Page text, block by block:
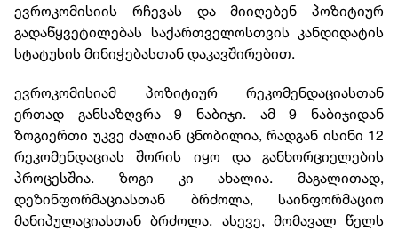
ევროკომისიის რჩევას და მიიღებენ პოზიტიურ
გადაწყვეტილებას საქართველოსთვის კანდიდატის
სტატუსის მინიჭებასთან დაკავშირებით.
ევროკომისიამ პოზიტიურ რეკომენდაციასთან
ერთად განსაზღვრა 9 ნაბიჯი. ამ 9 ნაბიჯიდან
ზოგიერთი უკვე ძალიან ცნობილია, რადგან ისინი 12
რეკომენდაციას შორის იყო და განხორციელების
პროცესშია. ზოგი კი ახალია. მაგალითად,
დეზინფორმაციასთან ბრძოლა, საინფორმაციო
მანიპულაციასთან ბრძოლა, ასევე, მომავალ წელს